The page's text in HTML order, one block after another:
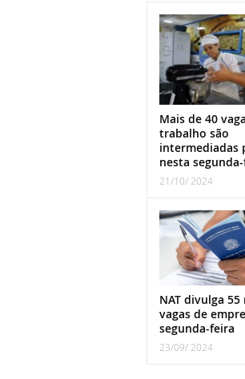
Mais de 40
trabalho são
intermediadas
nesta
21/10/ 2024
NAT divulga 55
vagas de
segunda-feira
23/09/ 2024